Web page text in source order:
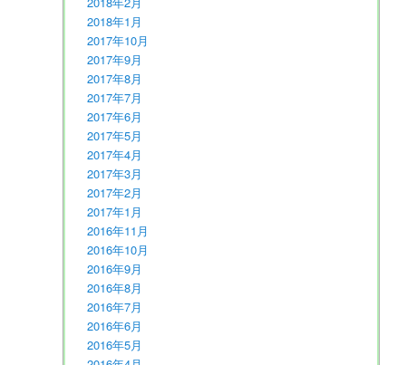
2018年1月
2017年10月
2017年9月
2017年8月
2017年7月
2017年6月
2017年5月
2017年4月
2017年3月
2017年2月
2017年1月
2016年11月
2016年10月
2016年9月
2016年8月
2016年7月
2016年6月
2016年5月